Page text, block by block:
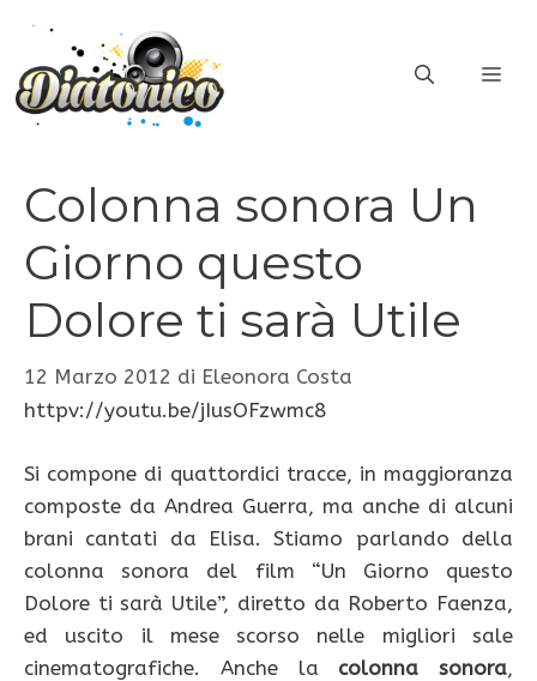
contenuto
Colonna sonora Un
Giorno questo
Dolore ti sarà Utile
12 Marzo 2012 di Eleonora Costa
httpv://youtu.be/jIusOFzwmc8
Si compone di quattordici tracce, in maggioranza
composte da Andrea Guerra, ma anche di alcuni
brani cantati da Elisa. Stiamo parlando della
colonna sonora del film “Un Giorno questo
Dolore ti sarà Utile”, diretto da Roberto Faenza,
ed uscito il mese scorso nelle migliori sale
cinematografiche. Anche la colonna sonora,